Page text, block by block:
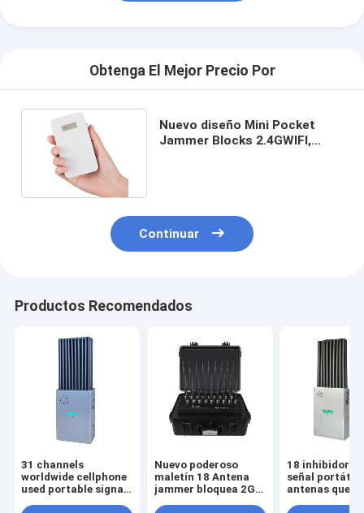
Obtenga El Mejor Precio Por
Nuevo diseño Mini Pocket
Jammer Blocks 2.4GWIFI,
Continuar
Productos Recomendados
31 channels
worldwide cellphone
used portable signal
Nuevo poderoso
maletín 18 Antena
jammer bloquea 2G,
18 inhibidores
señal
antenas que